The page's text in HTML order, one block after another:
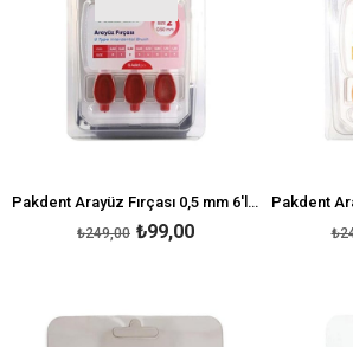
Pakdent Arayüz Fırçası 0,5 mm 6'lı - Kırmızı
₺99,00
₺249,00